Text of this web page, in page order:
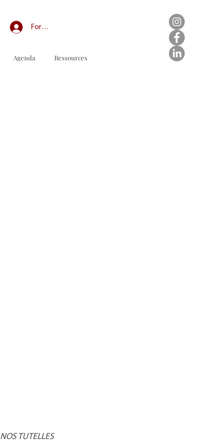
Forum professionnel/My Groups
Agenda Ressources
NOS TUTELLES